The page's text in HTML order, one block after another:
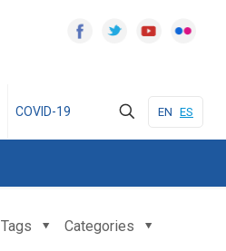
COVID-19 EN ES
Categories
Tags